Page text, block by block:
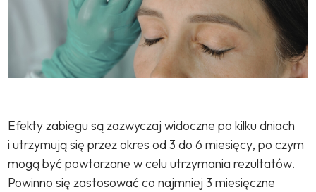
Efekty zabiegu są zazwyczaj widoczne po kilku dniach
i utrzymują się przez okres od 3 do 6 miesięcy, po czym
mogą być powtarzane w celu utrzymania rezultatów.
Powinno się zastosować co najmniej 3 miesięczne